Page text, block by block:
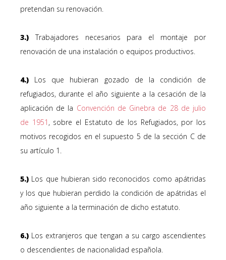
pretendan su renovación.
3.) Trabajadores necesarios para el montaje por
renovación de una instalación o equipos productivos.
4.) Los que hubieran gozado de la condición de
refugiados, durante el año siguiente a la cesación de la
aplicación de la Convención de Ginebra de 28 de julio
de 1951 , sobre el Estatuto de los Refugiados, por los
motivos recogidos en el supuesto 5 de la sección C de
su artículo 1.
5.) Los que hubieran sido reconocidos como apátridas
y los que hubieran perdido la condición de apátridas el
año siguiente a la terminación de dicho estatuto.
6.) Los extranjeros que tengan a su cargo ascendientes
o descendientes de nacionalidad española.